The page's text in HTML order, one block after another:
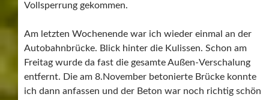
Vollsperrung gekommen.
Am letzten Wochenende war ich wieder einmal an der
Autobahnbrücke. Blick hinter die Kulissen. Schon am
Freitag wurde da fast die gesamte Außen-Verschalung
entfernt. Die am 8.November betonierte Brücke konnte
ich dann anfassen und der Beton war noch richtig schön